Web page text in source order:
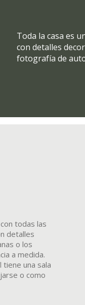
Toda la casa es
con detalles
fotografía de
todas las
detalles
o los
a medida.
una sala
o como